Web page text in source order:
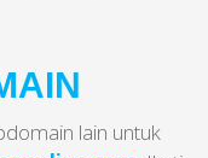
lain untuk